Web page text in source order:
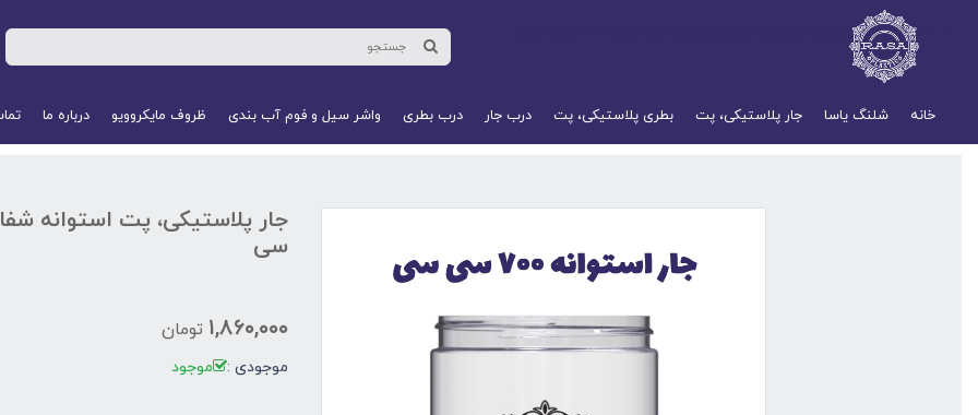
خانه شلنگ یاسا جار پلاستیکی، پت بطری پلاستیکی، پت درب جار درب بطری واشر سیل و فوم آب‌ بندی ظروف مایکروویو درباره ما
جار پلاستیکی، پت استوانه شفاف دهانه ۸۸ سایز ۷۰۰ سی سی
سی
۱,۸۶۰,۰۰۰ تومان
موجودی : موجود